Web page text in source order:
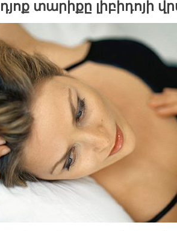
տարիքը լիբիդոյի